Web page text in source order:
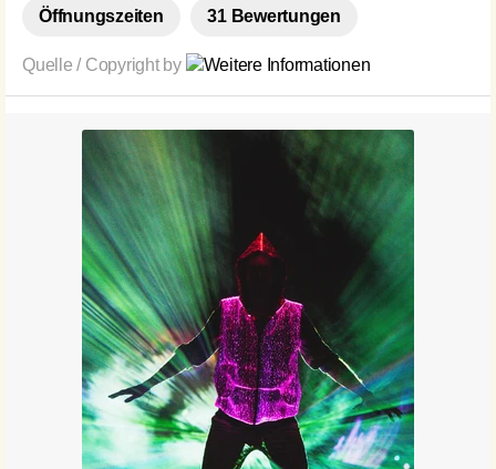
Öffnungszeiten 31 Bewertungen
Quelle / Copyright by